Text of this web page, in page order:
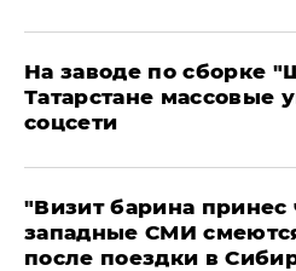
На заводе по сборке
Татарстане массовые
соцсети
"Визит барина принес
западные СМИ
после поездки в